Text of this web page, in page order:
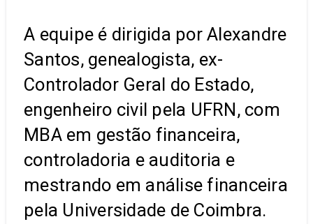
A equipe é dirigida por Alexandre
Santos, genealogista, ex-
Controlador Geral do Estado,
engenheiro civil pela UFRN, com
MBA em gestão financeira,
controladoria e auditoria e
mestrando em análise financeira
pela Universidade de Coimbra.